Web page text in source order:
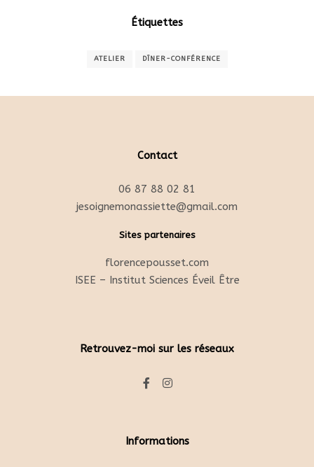
Étiquettes
ATELIER DÎNER-CONFÉRENCE
Contact
06 87 88 02 81
jesoignemonassiette@gmail.com
Sites partenaires
florencepousset.com
ISEE – Institut Sciences Éveil Être
Retrouvez-moi sur les réseaux
Informations